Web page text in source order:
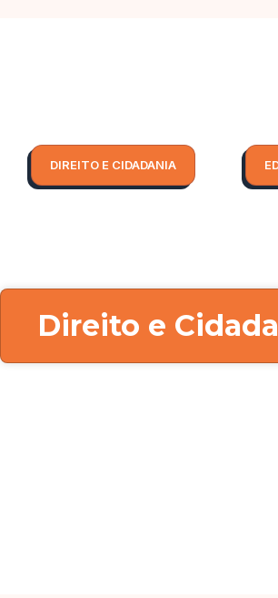
DIREITO E CIDADANIA
Direito e